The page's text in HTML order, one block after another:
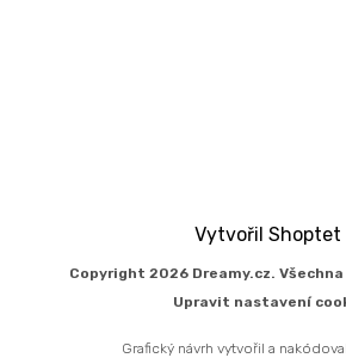
Vytvořil Shoptet
Copyright 2026 Dreamy.cz.
Upravit nastavení
Grafický návrh vytvořil a nakódoval